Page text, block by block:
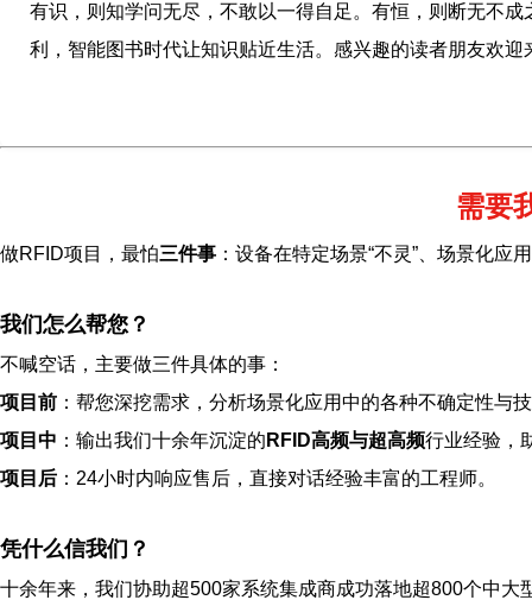
有识，则知学问无尽，不敢以一得自足。有恒，则断无不
利，智能图书时代让知识贴近生活。感兴趣的读者朋友欢
需要
做RFID项目，最怕三件事 ：设备在特定场景“不灵”、场景化
我们怎么帮您？
不喊空话，主要做三件具体的事：
项目前 ：帮您深挖需求，分析场景化应用中的各种不确定性与
项目中 ：输出我们十余年沉淀的 RFID高频与超高频行业经验，
项目后 ：24小时内响应售后，直接对话经验丰富的工程师。
凭什么信我们？
十余年来，我们协助超500家系统集成商成功落地超800个中大